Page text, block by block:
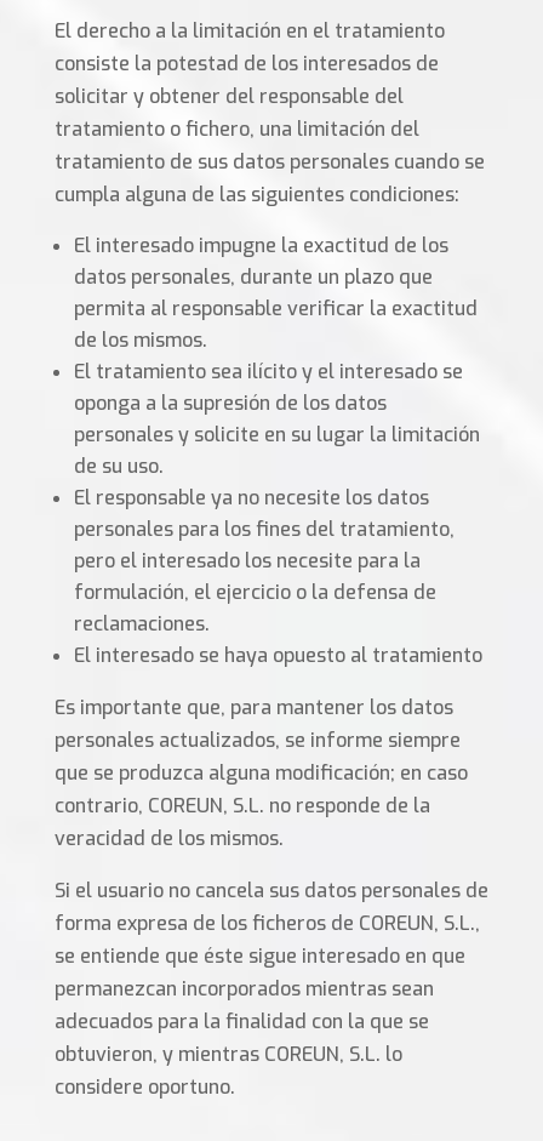
El derecho a la limitación en el tratamiento
consiste la potestad de los interesados de
solicitar y obtener del responsable del
tratamiento o fichero, una limitación del
tratamiento de sus datos personales cuando se
cumpla alguna de las siguientes condiciones:
El interesado impugne la exactitud de los
datos personales, durante un plazo que
permita al responsable verificar la exactitud
de los mismos.
El tratamiento sea ilícito y el interesado se
oponga a la supresión de los datos
personales y solicite en su lugar la limitación
de su uso.
El responsable ya no necesite los datos
personales para los fines del tratamiento,
pero el interesado los necesite para la
formulación, el ejercicio o la defensa de
reclamaciones.
El interesado se haya opuesto al tratamiento
Es importante que, para mantener los datos
personales actualizados, se informe siempre
que se produzca alguna modificación; en caso
contrario, COREUN, S.L. no responde de la
veracidad de los mismos.
Si el usuario no cancela sus datos personales de
forma expresa de los ficheros de COREUN, S.L.,
se entiende que éste sigue interesado en que
permanezcan incorporados mientras sean
adecuados para la finalidad con la que se
obtuvieron, y mientras COREUN, S.L. lo
considere oportuno.